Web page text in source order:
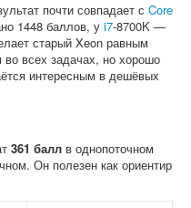
почти совпадает с Core
1448 баллов, у i7-8700K —
старый Xeon равным
всех задачах, но хорошо
интересным в дешёвых
361 балл в однопоточном
Он полезен как ориентир